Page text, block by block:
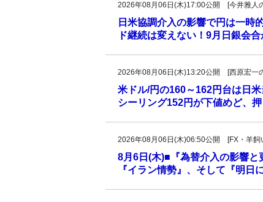
2026年08月06日(木)17:00公開 [今井雅人
日米協調介入の影響で円は一時
ド継続は変えない！9月日銀会
2026年08月06日(木)13:20公開 [西原宏一
米ドル/円の160～162円台は日
シーリング152円が下値めど、
2026年08月06日(木)06:50公開 [FX・羊飼
8月6日(木)■『為替介入の影響と
『イラン情勢』、そして『明